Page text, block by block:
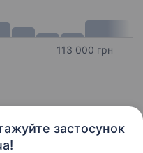
застосунок
113 000 грн